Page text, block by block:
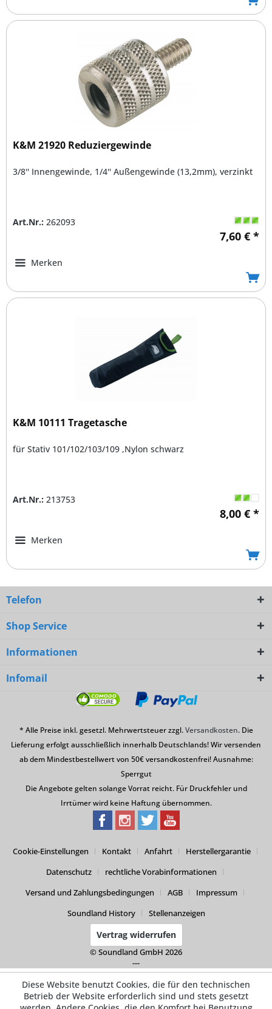
K&M 21920 Reduziergewinde
3/8'' Innengewinde, 1/4'' Außengewinde (13,2mm), verzinkt
Art.Nr.: 262093
7,60 € *
Merken
K&M 10111 Tragetasche
für Stativ 101/102/103/109 ,Nylon schwarz
Art.Nr.: 213753
8,00 € *
Merken
Telefon
Shop Service
Informationen
Infomail
* Alle Preise inkl. gesetzl. Mehrwertsteuer zzgl.Versandkosten. Die
Lieferung erfolgt ausschließlich innerhalb Deutschlands! Wir versenden
ab dem Mindestbestellwert von 50€ versandkostenfrei! Ausnahme:
Sperrgut
Die Angebote gelten solange Vorrat reicht. Für Druckfehler und
Irrtümer wird keine Haftung übernommen.
Cookie-Einstellungen Kontakt Anfahrt
Herstellergarantie
Datenschutz
rechtliche Vorabinformationen
Versand und Zahlungsbedingungen
AGB
Impressum
Soundland History
Stellenanzeigen
Vertrag widerrufen
© Soundland GmbH 2026
---
Diese Website benutzt Cookies, die für den technischen
Betrieb der Website erforderlich sind und stets gesetzt